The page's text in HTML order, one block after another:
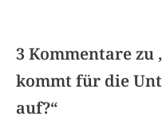
3 Kommentare zu
kommt für die
auf?“